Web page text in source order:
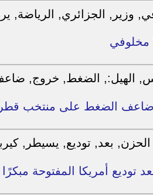
مخلوفي
الضغط على منتخب قطر
توديع أمريكا المفتوحة مبكرًا